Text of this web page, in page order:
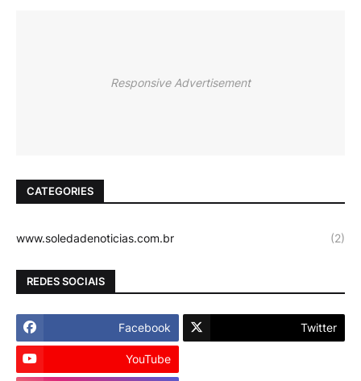
Responsive Advertisement
CATEGORIES
www.soledadenoticias.com.br (2)
REDES SOCIAIS
Facebook Twitter
YouTube